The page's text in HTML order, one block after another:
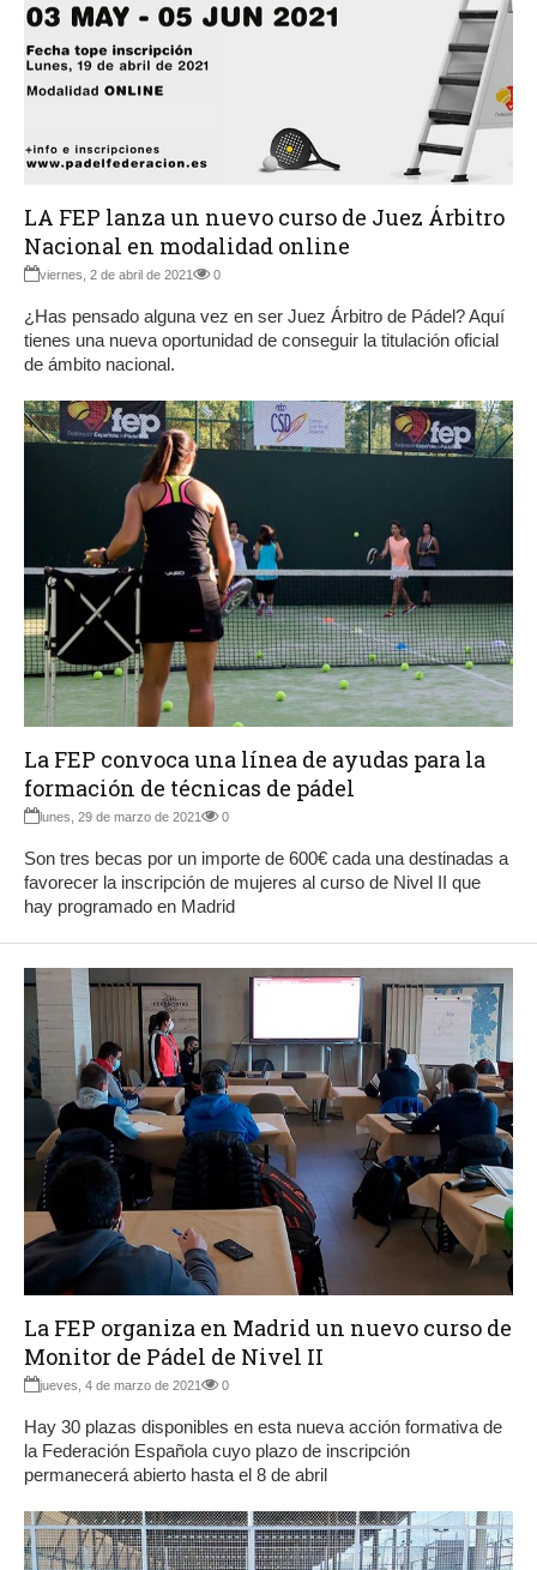
LA FEP lanza un nuevo curso de Juez Árbitro
Nacional en modalidad online
viernes, 2 de abril de 2021 0
¿Has pensado alguna vez en ser Juez Árbitro de Pádel? Aquí
tienes una nueva oportunidad de conseguir la titulación oficial
de ámbito nacional.
La FEP convoca una línea de ayudas para la
formación de técnicas de pádel
lunes, 29 de marzo de 2021 0
Son tres becas por un importe de 600€ cada una destinadas a
favorecer la inscripción de mujeres al curso de Nivel II que
hay programado en Madrid
La FEP organiza en Madrid un nuevo curso de
Monitor de Pádel de Nivel II
jueves, 4 de marzo de 2021 0
Hay 30 plazas disponibles en esta nueva acción formativa de
la Federación Española cuyo plazo de inscripción
permanecerá abierto hasta el 8 de abril